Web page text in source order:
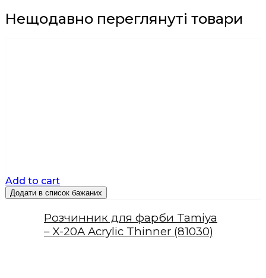
Нещодавно переглянуті товари
Add to cart
Додати в список бажаних
Розчинник для фарби Tamiya
– X-20A Acrylic Thinner (81030)